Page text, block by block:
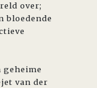
over;
bloedende
geheime
van der